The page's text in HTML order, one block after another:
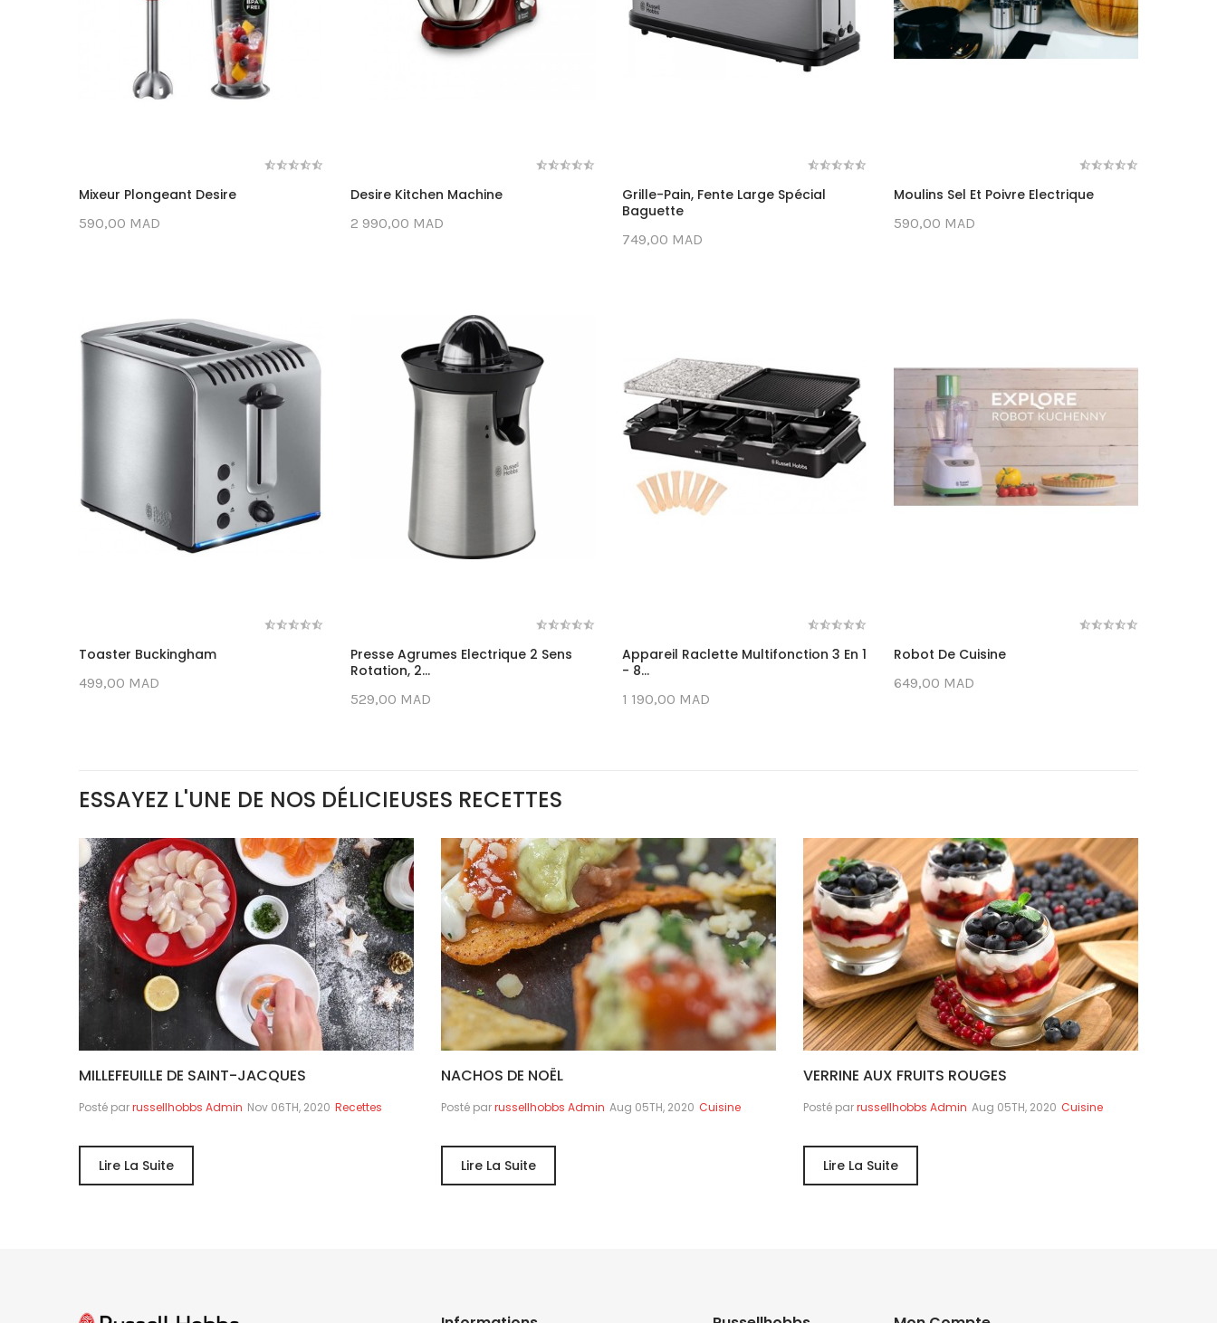
Mixeur Plongeant Desire
590,00 MAD
Toaster Buckingham
499,00 MAD
Desire Kitchen Machine
2 990,00 MAD
Presse Agrumes Electrique 2 Sens
Rotation, 2...
529,00 MAD
Grille-Pain, Fente Large Spécial
Baguette
749,00 MAD
Appareil Raclette Multifonction 3 En 1
- 8...
1 190,00 MAD
Moulins Sel Et Poivre Electrique
590,00 MAD
Robot De Cuisine
649,00 MAD
ESSAYEZ L'UNE DE NOS DÉLICIEUSES RECETTES
MILLEFEUILLE DE SAINT-JACQUES
Posté parrussellhobbs Admin Nov 06TH, 2020 Recettes
Lire La Suite
NACHOS DE NOËL
Posté parrussellhobbs Admin Aug 05TH, 2020 Cuisine
Lire La Suite
VERRINE AUX FRUITS ROUGES
Posté parrussellhobbs Admin Aug 05TH, 2020 Cuisine
Lire La Suite